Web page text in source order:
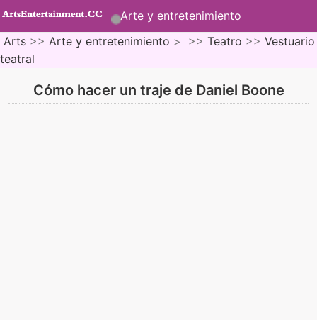
Arte y entretenimiento
Arts >> Arte y entretenimiento > >> Teatro >> Vestuario
teatral
Cómo hacer un traje de Daniel Boone